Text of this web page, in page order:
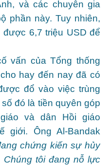
và các chuyên gia
phần này. Tuy nhiên,
6,7 triệu USD để
vấn của Tổng thống
hay đến nay đã có
đổ vào việc trùng
đó là tiền quyên góp
và dân Hồi giáo
giới. Ông Al-Bandak
chứng kiến sự hủy
tôi đang nỗ lực